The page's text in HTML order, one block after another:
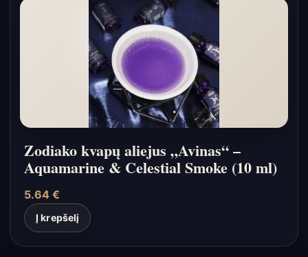
Zodiako kvapų aliejus „Avinas“ –
Aquamarine & Celestial Smoke (10 ml)
5.64 €
Į krepšelį